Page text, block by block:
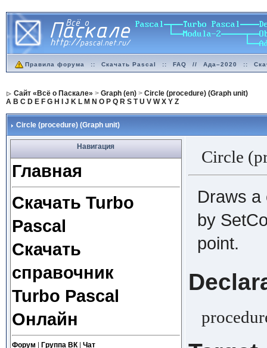
Правила форума :: Скачать Pascal :: FAQ // Ада–2020 ::
Сайт «Всё о Паскале» > Graph (en)> Circle (procedure) (Graph unit)
A B C D E F G H J K L M N O P Q R S T U V W X Y Z
Circle (procedure) (Graph unit)
Навигация
Главная
Скачать Turbo
Pascal
Скачать
справочник
Turbo Pascal
Онлайн
Форум Группа ВК| Чат
Circle
Draws a
by
point.